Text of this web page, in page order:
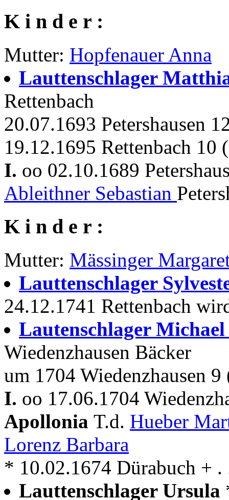
K i n d e r :
Mutter: Hopfenauer Anna
Lauttenschlager
Rettenbach
20.07.1693 Petershausen
19.12.1695 Rettenbach 10
I. oo 02.10.1689
Ableithner Sebastian
K i n d e r :
Mutter: Mässinger
Lauttenschlager
24.12.1741 Rettenbach
Lautenschlager
Wiedenzhausen Bäcker
um 1704 Wiedenzhausen 9
I. oo 17.06.1704
Apollonia T.d. Hueber
Lorenz Barbara
* 10.02.1674 Dürabuch + .
Lauttenschlager Ursula